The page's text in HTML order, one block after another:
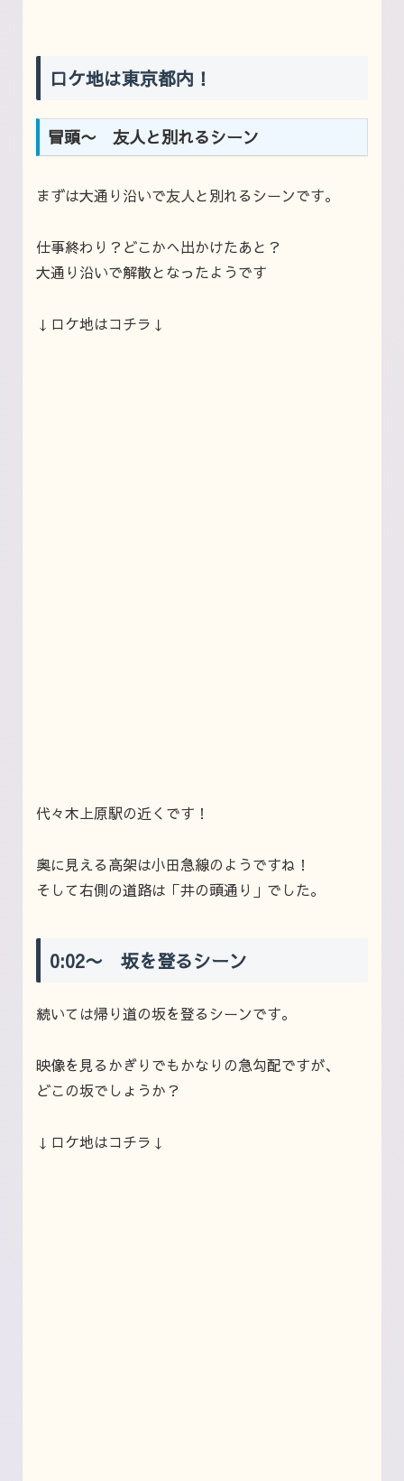
ロケ地は東京都内！
冒頭〜 友人と別れるシーン
まずは大通り沿いで友人と別れるシーンです。
仕事終わり？どこかへ出かけたあと？
大通り沿いで解散となったようです
↓ロケ地はコチラ↓
代々木上原駅の近くです！
奥に見える高架は小田急線のようですね！
そして右側の道路は「井の頭通り」でした。
0:02〜 坂を登るシーン
続いては帰り道の坂を登るシーンです。
映像を見るかぎりでもかなりの急勾配ですが、
どこの坂でしょうか？
↓ロケ地はコチラ↓